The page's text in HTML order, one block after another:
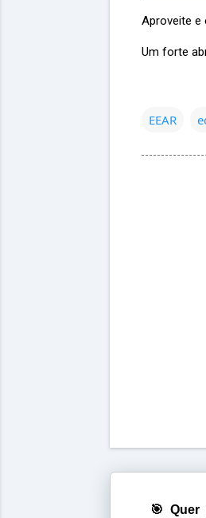
Aproveite e
Um forte
EEAR
🎯 Quer